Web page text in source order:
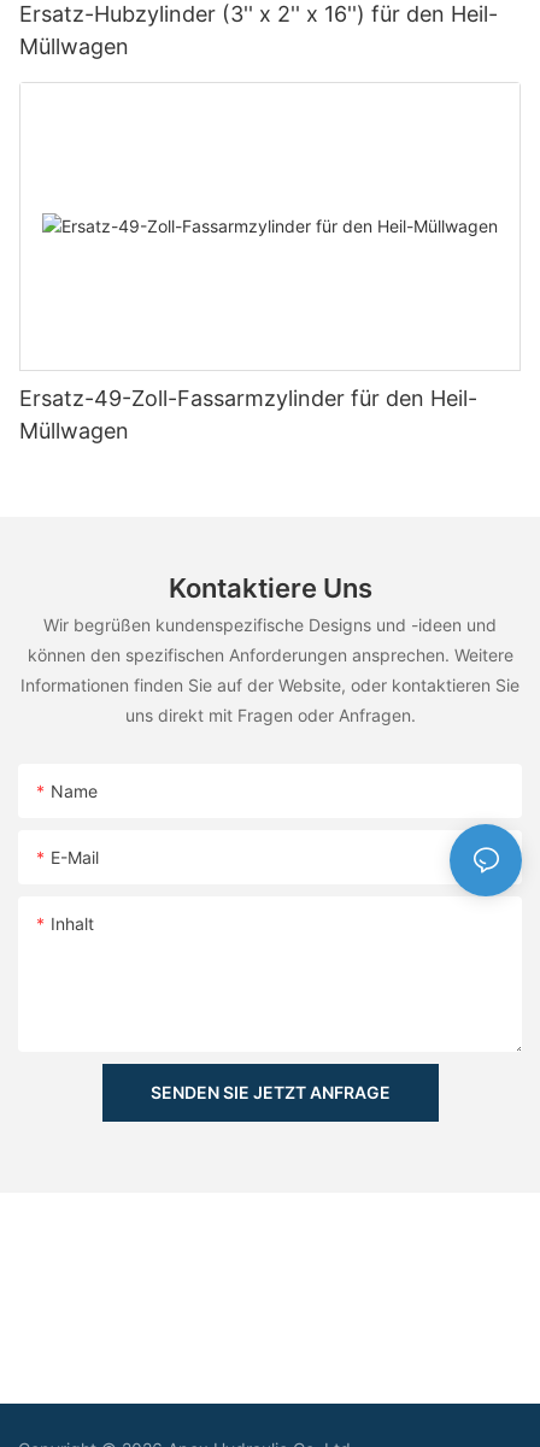
Ersatz-Hubzylinder (3'' x 2'' x 16'') für den Heil-
Müllwagen
Ersatz-49-Zoll-Fassarmzylinder für den Heil-
Müllwagen
Kontaktiere Uns
Wir begrüßen kundenspezifische Designs und -ideen und
können den spezifischen Anforderungen ansprechen. Weitere
Informationen finden Sie auf der Website, oder kontaktieren Sie
uns direkt mit Fragen oder Anfragen.
Name
E-Mail
Inhalt
SENDEN SIE JETZT ANFRAGE